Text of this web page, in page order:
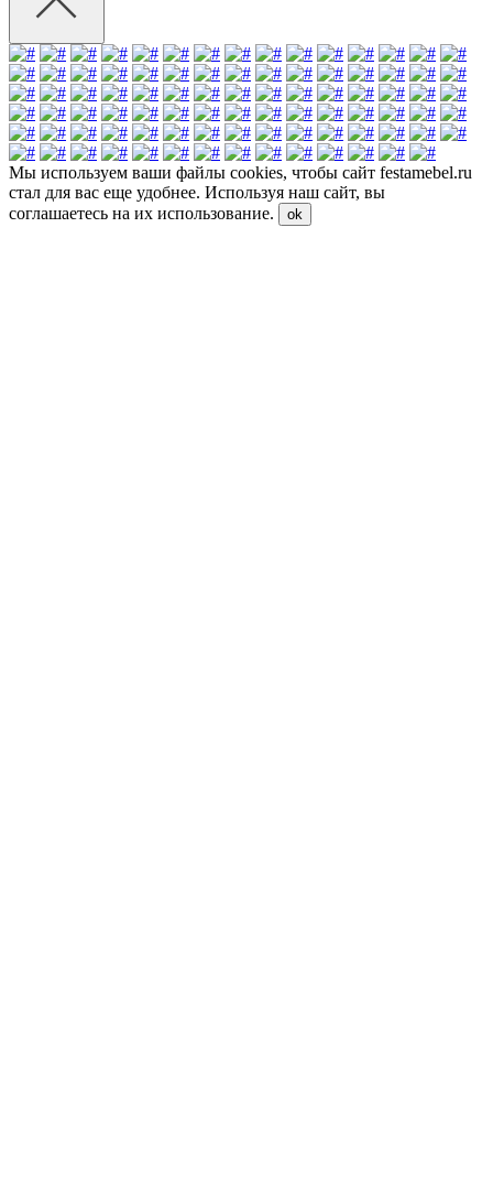
Мы используем ваши файлы cookies, чтобы сайт festamebel.ru
стал для вас еще удобнее. Используя наш сайт, вы
соглашаетесь на их использование.